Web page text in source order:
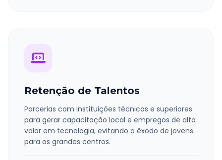
Retenção de Talentos
Parcerias com instituições técnicas e superiores
para gerar capacitação local e empregos de alto
valor em tecnologia, evitando o êxodo de jovens
para os grandes centros.